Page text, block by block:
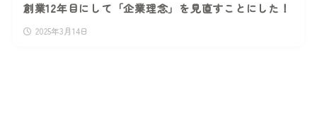
創業12年目にして「企業理念」を見直すことにした！
2025年3月14日